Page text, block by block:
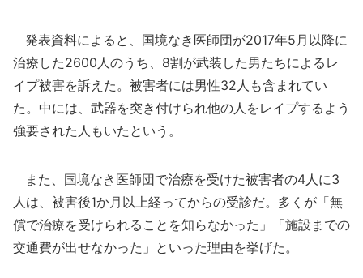
発表資料によると、国境なき医師団が2017年5月以降に
治療した2600人のうち、8割が武装した男たちによるレ
イプ被害を訴えた。被害者には男性32人も含まれてい
た。中には、武器を突き付けられ他の人をレイプするよう
強要された人もいたという。
また、国境なき医師団で治療を受けた被害者の4人に3
人は、被害後1か月以上経ってからの受診だ。多くが「無
償で治療を受けられることを知らなかった」「施設までの
交通費が出せなかった」といった理由を挙げた。